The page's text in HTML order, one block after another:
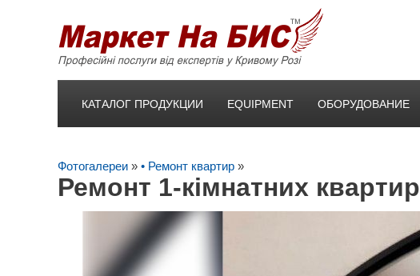
КАТАЛОГ ПРОДУКЦИИ EQUIPMENT ОБОРУДОВАНИЕ
Фотогалереи » • Ремонт квартир »
Ремонт 1-кімнатних квартир